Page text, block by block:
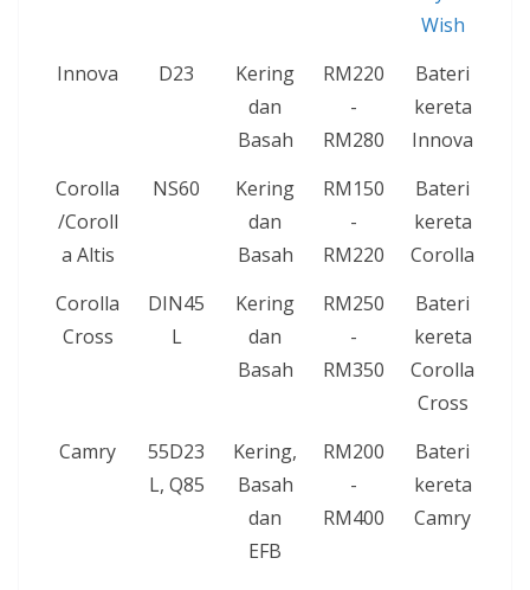
Wish
Innova
D23
Kering
dan
Basah
RM220
-
RM280
Bateri
kereta
Innova
Corolla
/Coroll
a Altis
NS60
Kering
dan
Basah
RM150
-
RM220
Bateri
kereta
Corolla
Corolla
Cross
DIN45
L
Kering
dan
Basah
RM250
-
RM350
Bateri
kereta
Corolla
Cross
Camry
55D23
L, Q85
Kering,
Basah
dan
EFB
RM200
-
RM400
Bateri
kereta
Camry